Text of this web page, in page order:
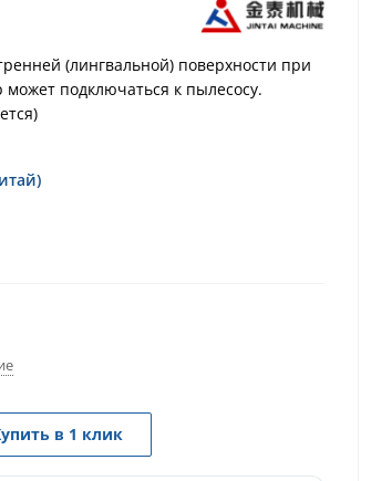
(лингвальной) поверхности при
подключаться к пылесосу.
в 1 клик